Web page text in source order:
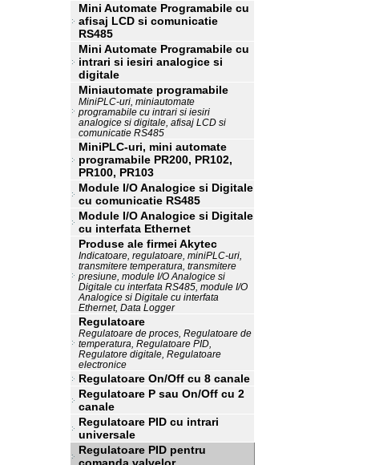
Mini Automate Programabile cu
afisaj LCD si comunicatie
RS485
Mini Automate Programabile cu
intrari si iesiri analogice si
digitale
Miniautomate programabile
MiniPLC-uri, miniautomate
programabile cu intrari si iesiri
analogice si digitale, afisaj LCD si
comunicatie RS485
MiniPLC-uri, mini automate
programabile PR200, PR102,
PR100, PR103
Module I/O Analogice si Digitale
cu comunicatie RS485
Module I/O Analogice si Digitale
cu interfata Ethernet
Produse ale firmei Akytec
Indicatoare, regulatoare, miniPLC-uri,
transmitere temperatura, transmitere
presiune, module I/O Analogice si
Digitale cu interfata RS485, module I/O
Analogice si Digitale cu interfata
Ethernet, Data Logger
Regulatoare
Regulatoare de proces, Regulatoare de
temperatura, Regulatoare PID,
Regulatore digitale, Regulatoare
electronice
Regulatoare On/Off cu 8 canale
Regulatoare P sau On/Off cu 2
canale
Regulatoare PID cu intrari
universale
Regulatoare PID pentru